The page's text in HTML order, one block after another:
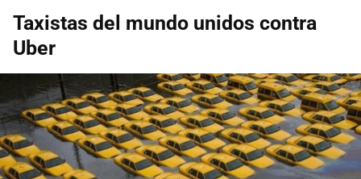
Taxistas del mundo unidos contra
Uber